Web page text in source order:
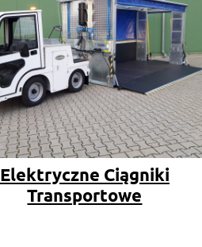
Elektryczne Ciągniki
Transportowe